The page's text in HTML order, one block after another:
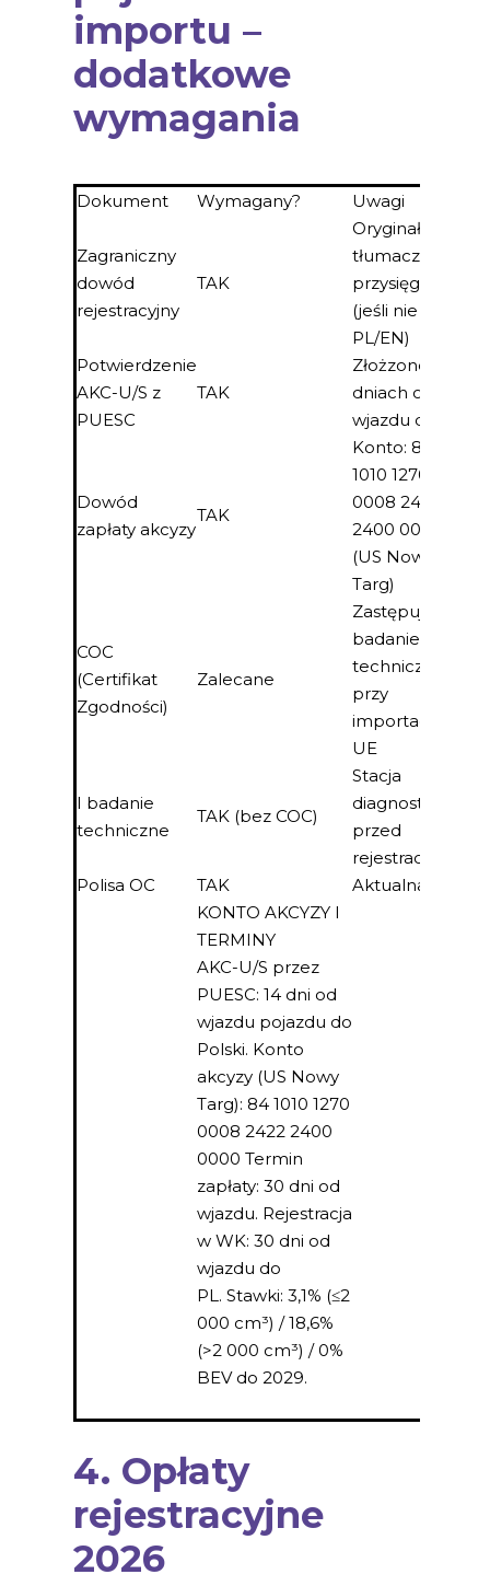
importu –
dodatkowe
wymagania
Dokument Wymagany? Uwagi
Zagraniczny
dowód
rejestracyjny
TAK
Oryginał +
tłumaczenie
przysięgłe
(jeśli nie
PL/EN)
Potwierdzenie
AKC-U/S z
PUESC
TAK
Złożzone w 14
dniach od
wjazdu do PL
Dowód
zapłaty akcyzy
TAK
Konto: 84
1010 1270
0008 2422
2400 0000
(US Nowy
Targ)
COC
(Certifikat
Zgodności)
Zalecane
Zastępuje I
badanie
techniczne
przy
importach z
UE
I badanie
techniczne
TAK (bez COC)
Stacja
diagnostyczna
przed
rejestracją
Polisa OC
TAK
Aktualna
KONTO AKCYZY I
TERMINY
AKC-U/S przez
PUESC: 14 dni od
wjazdu pojazdu do
Polski. Konto
akcyzy (US Nowy
Targ): 84 1010 1270
0008 2422 2400
0000 Termin
zapłaty: 30 dni od
wjazdu. Rejestracja
w WK: 30 dni od
wjazdu do
PL. Stawki: 3,1% (≤2
000 cm³) / 18,6%
(>2 000 cm³) / 0%
BEV do 2029.
4. Opłaty
rejestracyjne
2026